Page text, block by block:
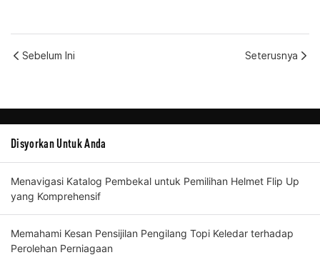
Sebelum Ini Seterusnya
Disyorkan Untuk Anda
Menavigasi Katalog Pembekal untuk Pemilihan Helmet Flip Up
yang Komprehensif
Memahami Kesan Pensijilan Pengilang Topi Keledar terhadap
Perolehan Perniagaan